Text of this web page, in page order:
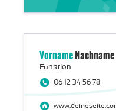
06 12 34 56 78
Funktion
VornameNachname